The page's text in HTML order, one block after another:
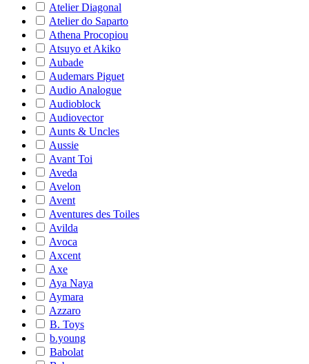
Atelier Diagonal
Atelier do Saparto
Athena Procopiou
Atsuyo et Akiko
Aubade
Audemars Piguet
Audio Analogue
Audioblock
Audiovector
Aunts & Uncles
Aussie
Avant Toi
Aveda
Avelon
Avent
Aventures des Toiles
Avilda
Avoca
Axcent
Axe
Aya Naya
Aymara
Azzaro
B. Toys
b.young
Babolat